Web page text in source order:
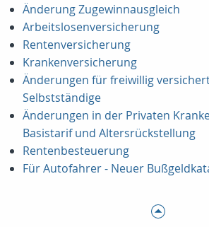
Änderung Zugewinnausgleich
Arbeitslosenversicherung
Rentenversicherung
Krankenversicherung
Änderungen für freiwillig
Selbstständige
Änderungen in der Privaten
Basistarif und Altersrückstellung
Rentenbesteuerung
Für Autofahrer - Neuer